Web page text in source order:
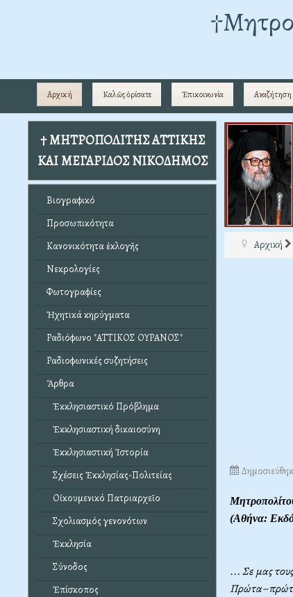
Αρχική Καλῶς ὁρίσατε Ἐπικοινωνία Αναζήτηση
† ΜΗΤΡΟΠΟΛΙΤΗΣ ΑΤΤΙΚΗΣ
ΚΑΙ ΜΕΓΑΡΙΔΟΣ ΝΙΚΟΔΗΜΟΣ
Βιογραφικό
Προσωπικότητα
Κανονικότητα ἐκλογῆς
Νεκρολογίες
Φωτογραφίες
Ἠχητικά κηρύγματα
Ραδιόφωνο "ΑΤΤΙΚΟΣ ΟΥΡΑΝΟΣ"
Ραδιοφωνικές συζητήσεις
Ἄρθρα
Ἐκκλησιαστικό Πρόβλημα
Ἐκκλησιαστική δικαιοσύνη
Ἐκκλησιαστική Ἱστορία
Σχέσεις Ἐκκλησίας-Πολιτείας
Οἰκουμενικό Πατριαρχεῖο
Σχολιασμός γενονότων
Ἐκκλησία
Σύνοδος
Ἐπίσκοπος
Αρχική
(Αθήνα:
... Σε μας
Πρώτα–πρώτα